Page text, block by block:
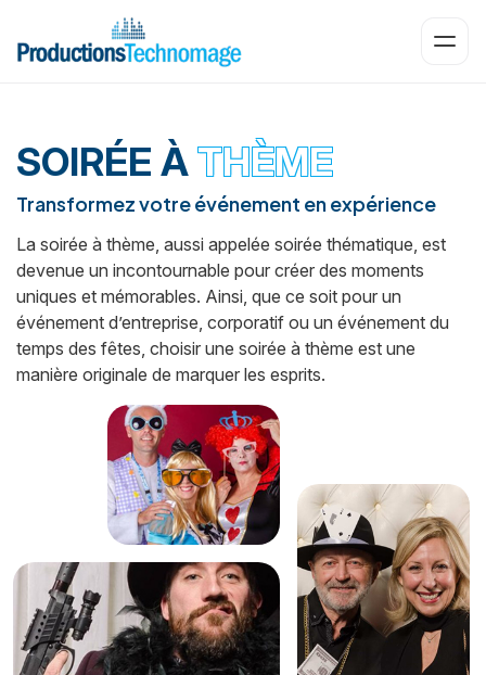
SOIRÉE ÀTHÈME
Transformez votre événement en expérience
La soirée à thème, aussi appelée soirée thématique, est
devenue un incontournable pour créer des moments
uniques et mémorables. Ainsi, que ce soit pour un
événement d’entreprise, corporatif ou un événement du
temps des fêtes, choisir une soirée à thème est une
manière originale de marquer les esprits.